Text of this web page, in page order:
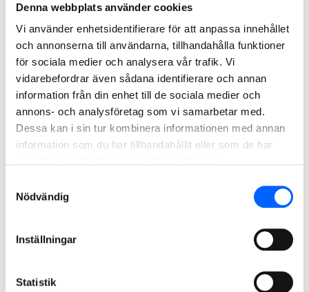
Denna webbplats använder cookies
Vi använder enhetsidentifierare för att anpassa innehållet
och annonserna till användarna, tillhandahålla funktioner
för sociala medier och analysera vår trafik. Vi
vidarebefordrar även sådana identifierare och annan
information från din enhet till de sociala medier och
annons- och analysföretag som vi samarbetar med.
Dessa kan i sin tur kombinera informationen med annan
information som du har tillhandahållit eller som de har
Nödvändig
Inställningar
Statistik
E 10, vägförbättringar, Gällivare
NCC ska på uppdrag av Trafikverket genomföra
vägförstärkande åtgärder på vägsträckan E10 mellan
Avvakko och Lappeasuando i Gällivare. Affären är en
totalentreprenad i samverkan med ett ordervärde på cirka
Läs mer om projektet
2028